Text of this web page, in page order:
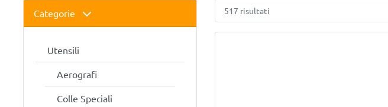
Categorie
Utensili
Aerografi
Colle Speciali
517 risultati